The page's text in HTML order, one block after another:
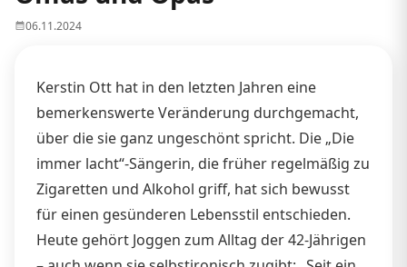
06.11.2024
Kerstin Ott hat in den letzten Jahren eine
bemerkenswerte Veränderung durchgemacht,
über die sie ganz ungeschönt spricht. Die „Die
immer lacht“-Sängerin, die früher regelmäßig zu
Zigaretten und Alkohol griff, hat sich bewusst
für einen gesünderen Lebensstil entschieden.
Heute gehört Joggen zum Alltag der 42-Jährigen